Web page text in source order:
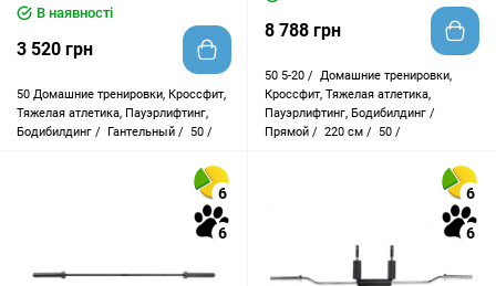
В наявності
3 520 грн
50 Домашние тренировки, Кроссфит,
Тяжелая атлетика, Пауэрлифтинг,
Бодибилдинг /
Гантельный / 50 /
8 788 грн
50 5-20 / Домашние тренировки,
Кроссфит, Тяжелая атлетика,
Пауэрлифтинг, Бодибилдинг /
Прямой / 220 см / 50 /
6
6
6
6